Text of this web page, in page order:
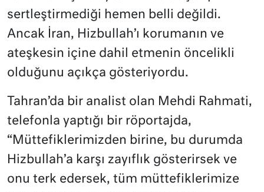
sertleştirmediği hemen belli değildi.
Ancak İran, Hizbullah’ı korumanın ve
ateşkesin içine dahil etmenin öncelikli
olduğunu açıkça gösteriyordu.
Tahran’da bir analist olan Mehdi Rahmati,
telefonla yaptığı bir röportajda,
“Müttefiklerimizden birine, bu durumda
Hizbullah’a karşı zayıflık gösterirsek ve
onu terk edersek, tüm müttefiklerimize